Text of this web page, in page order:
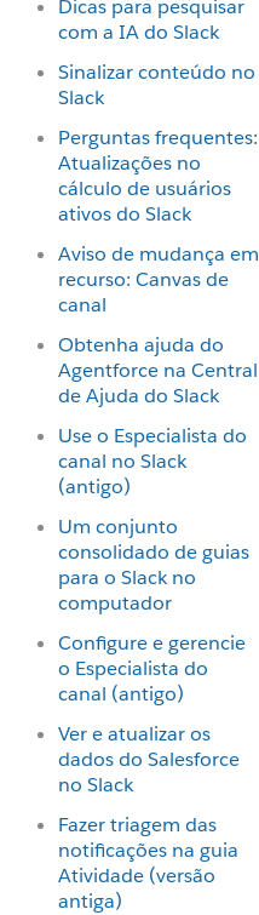
Dicas para pesquisar
com a IA do Slack
Sinalizar conteúdo no
Slack
Perguntas frequentes:
Atualizações no
cálculo de usuários
ativos do Slack
Aviso de mudança em
recurso: Canvas de
canal
Obtenha ajuda do
Agentforce na Central
de Ajuda do Slack
Use o Especialista do
canal no Slack
(antigo)
Um conjunto
consolidado de guias
para o Slack no
computador
Configure e gerencie
o Especialista do
canal (antigo)
Ver e atualizar os
dados do Salesforce
no Slack
Fazer triagem das
notificações na guia
Atividade (versão
antiga)